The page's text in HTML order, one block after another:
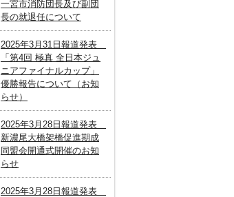
一宮市消防団長及び副団
長の就退任について
2025年3月31日報道発表
「第4回 極真 全日本ジュ
ニアファイナルカップ」
優勝報告について（お知
らせ）
2025年3月28日報道発表
新濃尾大橋架橋促進期成
同盟会開通式開催のお知
らせ
2025年3月28日報道発表